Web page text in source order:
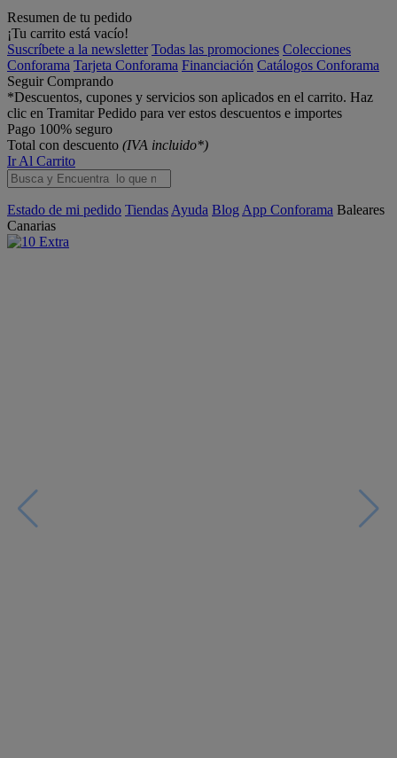
Resumen de tu pedido
¡Tu carrito está vacío!
Suscríbete a la newsletter Todas las promociones Colecciones
Conforama Tarjeta Conforama Financiación Catálogos Conforama
Seguir Comprando
*Descuentos, cupones y servicios son aplicados en el carrito. Haz
clic en Tramitar Pedido para ver estos descuentos e importes
Pago 100% seguro
Total con descuento (IVA incluido*)
Ir Al Carrito
Estado de mi pedido Tiendas Ayuda Blog App Conforama Baleares
Canarias